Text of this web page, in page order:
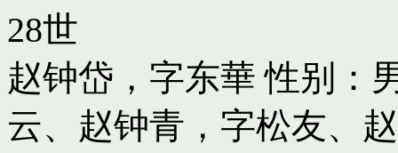
28世
赵钟岱，字东華 性别：
云、 赵钟青，字松友、